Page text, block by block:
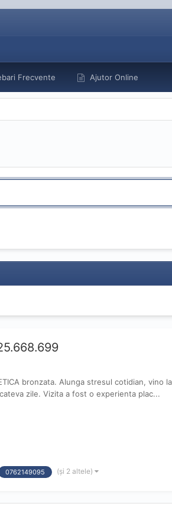
Frecvente Ajutor Online
bronzata. Alunga stresul cotidian,
zile. Vizita a fost o experienta plac...
0762149095 (și 2 altele)